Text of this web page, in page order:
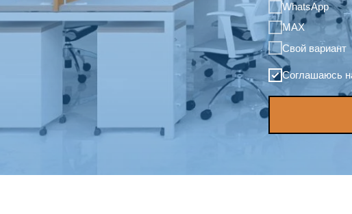
WhatsApp
MAX
Свой вариант
Соглашаюсь